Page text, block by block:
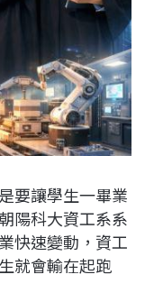
要讓學生一畢業
陽科大資工系系
快速變動，資工
就會輸在起跑